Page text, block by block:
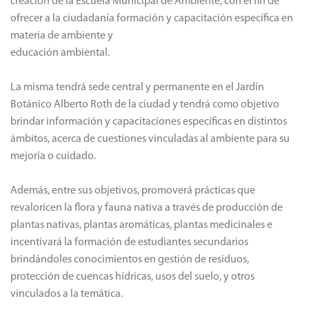
ofrecer a la ciudadanía formación y capacitación específica en
materia de ambiente y
educación ambiental.
La misma tendrá sede central y permanente en el Jardín
Botánico Alberto Roth de la ciudad y tendrá como objetivo
brindar información y capacitaciones específicas en distintos
ámbitos, acerca de cuestiones vinculadas al ambiente para su
mejoría o cuidado.
Además, entre sus objetivos, promoverá prácticas que
revaloricen la flora y fauna nativa a través de producción de
plantas nativas, plantas aromáticas, plantas medicinales e
incentivará la formación de estudiantes secundarios
brindándoles conocimientos en gestión de residuos,
protección de cuencas hídricas, usos del suelo, y otros
vinculados a la temática.